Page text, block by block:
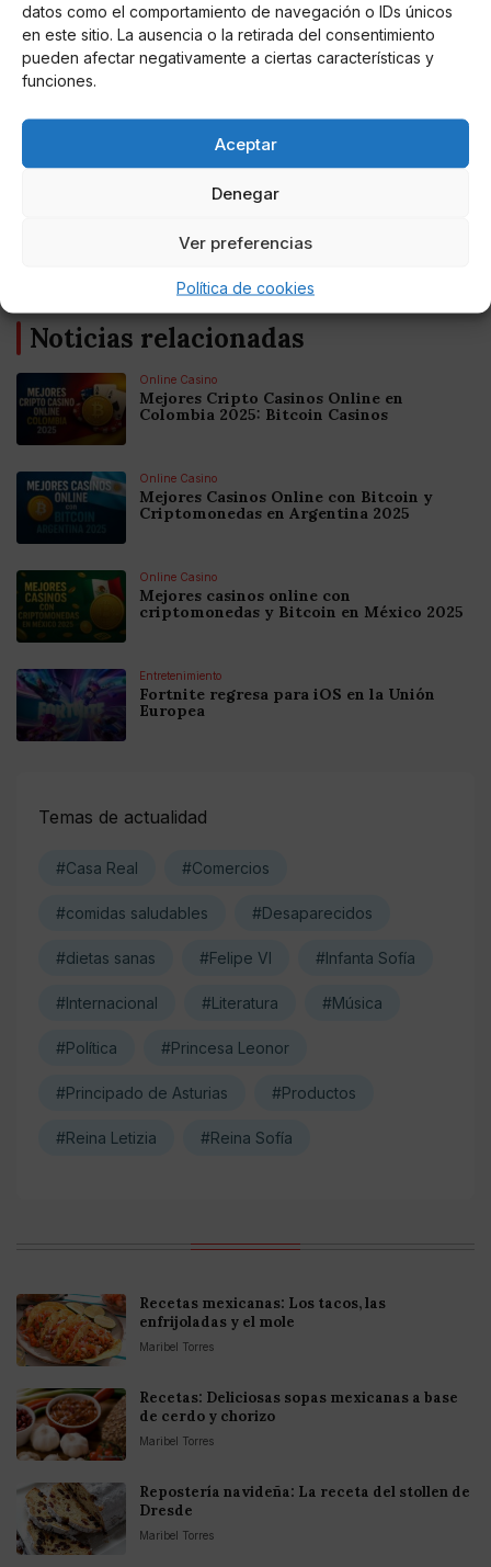
datos como el comportamiento de navegación o IDs únicos
en este sitio. La ausencia o la retirada del consentimiento
pueden afectar negativamente a ciertas características y
funciones.
Aceptar
Denegar
Ver preferencias
Política de cookies
Recetas vegetarianas: 5 platillos a base de
saludable y aprender a cocinar sus ricas recetas deja
Noticias relacionadas
Online Casino
Mejores Cripto Casinos Online en
Colombia 2025: Bitcoin Casinos
Online Casino
Mejores Casinos Online con Bitcoin y
Criptomonedas en Argentina 2025
Online Casino
Mejores casinos online con
criptomonedas y Bitcoin en México 2025
Entretenimiento
Fortnite regresa para iOS en la Unión
Europea
Temas de actualidad
#Casa Real #Comercios
#comidas saludables #Desaparecidos
#dietas sanas #Felipe VI #Infanta Sofía
#Internacional #Literatura #Música
#Política #Princesa Leonor
#Principado de Asturias #Productos
#Reina Letizia #Reina Sofía
Recetas mexicanas: Los tacos, las
enfrijoladas y el mole
Maribel Torres
Recetas: Deliciosas sopas mexicanas a base
de cerdo y chorizo
Maribel Torres
Repostería navideña: La receta del stollen de
Dresde
Maribel Torres